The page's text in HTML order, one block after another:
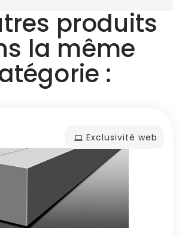
produits
la même
:
Exclusivité web